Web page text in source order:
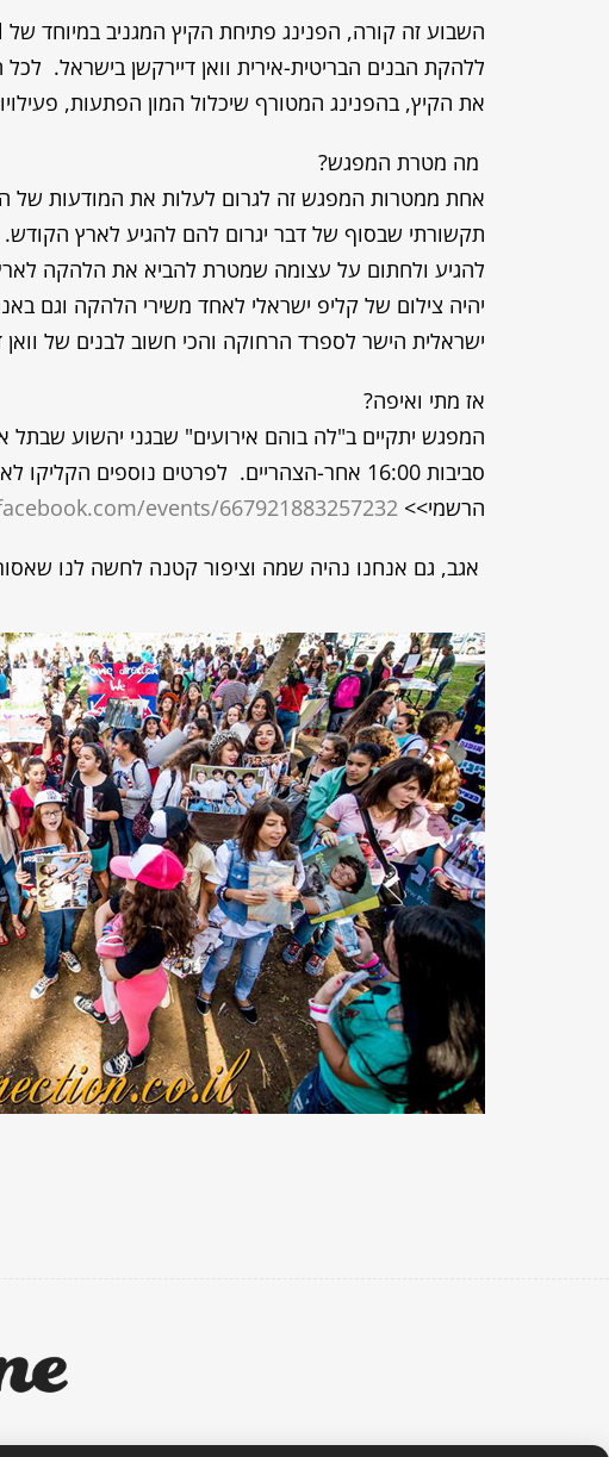
ללהקת הבנים הבריטית-אירית וואן דיירקשן בישראל. לכל
את הקיץ, בהפנינג המטורף שיכלול המון הפתעות,
מה מטרת המפגש?
אחת ממטרות המפגש זה לגרום לעלות את המודעות של
תקשורתי שבסוף של דבר יגרום להם להגיע לארץ הקודש.
להגיע ולחתום על עצומה שמטרת להביא את הלהקה
יהיה צילום של קליפ ישראלי לאחד משירי הלהקה וגם
ישראלית הישר לספרד הרחוקה והכי חשוב לבנים של וואן
אז מתי ואיפה?
סביבות 16:00 אחר-הצהריים.
לפרטים נוספים הקליקו
הרשמי>> events/667921883257232/
אגב, גם אנחנו נהיה שמה וציפור קטנה לחשה לנו